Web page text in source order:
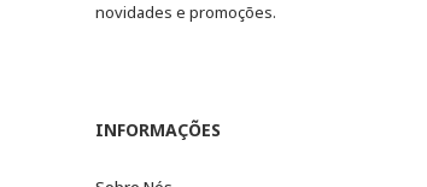
novidades e promoções.
INFORMAÇÕES